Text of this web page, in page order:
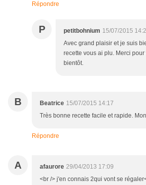
Répondre
P petitbohnium 15/07/2015
Avec grand plaisir et je suis
recette vous ai plu. Merci
bientôt.
B Beatrice 15/07/2015 14:17
Très bonne recette facile et rapide.
Répondre
A afaurore 29/04/2013 17:09
<br /> j'en connais 2qui vont se